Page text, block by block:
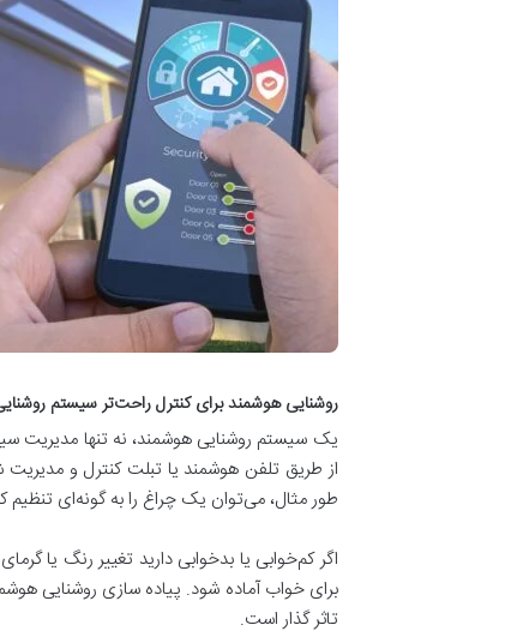
روشنایی هوشمند برای کنترل راحت‌تر سیستم
یک سیستم روشنایی هوشمند، نه تنها مدیریت
از طریق تلفن هوشمند یا تبلت کنترل و
طور مثال، می‌توان یک چراغ را به گونه‌ای
اگر کم‌خوابی یا بدخوابی دارید تغییر رنگ یا
برای خواب آماده شود. پیاده سازی روشنایی
تاثر گذار است.